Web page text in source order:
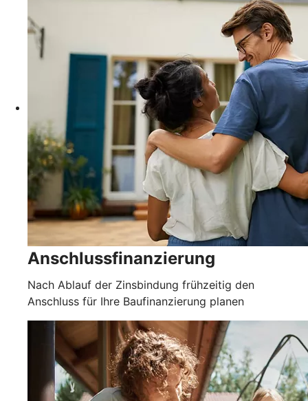
Anschlussfinanzierung
Nach Ablauf der Zinsbindung frühzeitig den
Anschluss für Ihre Baufinanzierung planen